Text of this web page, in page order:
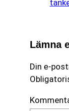
Lämna
Din e-